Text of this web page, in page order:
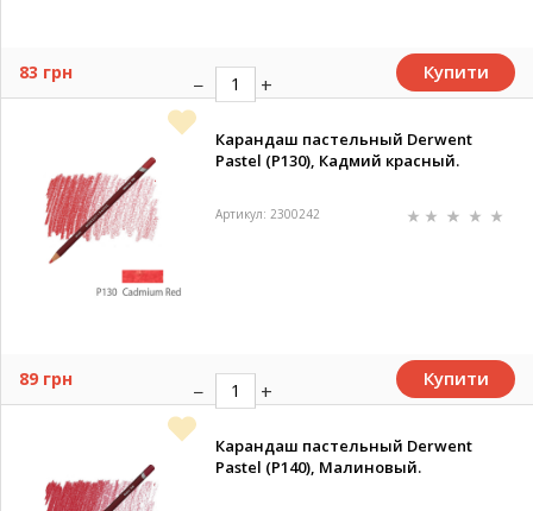
83 грн Купити
Карандаш пастельный Derwent
Pastel (P130), Кадмий красный.
Артикул: 2300242
89 грн Купити
Карандаш пастельный Derwent
Pastel (P140), Малиновый.